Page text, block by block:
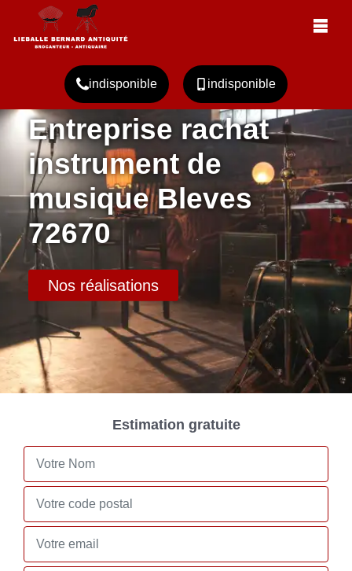
indisponible indisponible
Entreprise rachat
instrument de
musique Bleves
72670
Nos réalisations
Estimation gratuite